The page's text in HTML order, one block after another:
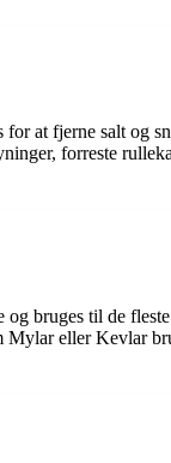
at fjerne salt og
forreste
bruges til de
eller Kevlar